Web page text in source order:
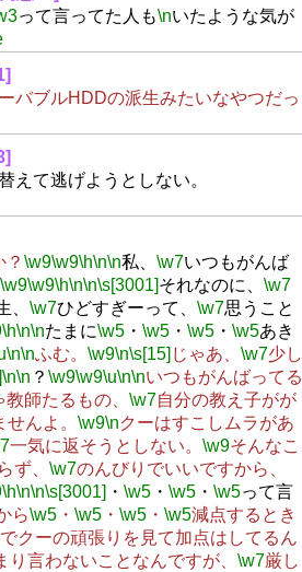
って言ってた人も\nいたような気が
バブルHDDの派生みたいなやつだっ
えて逃げようとしない。
？ \w9\w9\h\n\n私、 \w7いつもがんば
\w9\w9\h\n\n\s[3001]それなのに、 \w7
、 \w7ひどすぎーって、 \w7思うこと
\h\n\nたまに\w5・ \w5・ \w5・ \w5あき
\n\nふむ。 \w9\n\s[15] じゃあ、 \w7少し
\n\n ？ \w9\w9\u\n\nいつもがんばってる
教師たるもの、 \w7自分の教え子がが
んよ。 \w9\nクーはすこしムラがあ
一気に返そうとしない。 \w9そんなこ
ず、 \w7のんびりでいいですから、
\h\n\n\s[3001] ・ \w5・ \w5・ \w5って言
ら\w5・ \w5・ \w5・ \w5減点するとき
クーの頑張りを見て加点はしてるん
り言わないことなんですが、 \w7厳し